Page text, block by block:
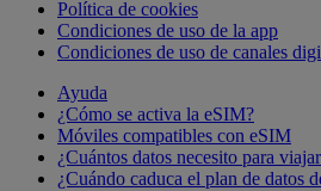
Política de cookies
Condiciones de uso de la app
Condiciones de uso de canales
Ayuda
¿Cómo se activa la eSIM?
Móviles compatibles con eSIM
¿Cuántos datos necesito para
¿Cuándo caduca el plan de datos